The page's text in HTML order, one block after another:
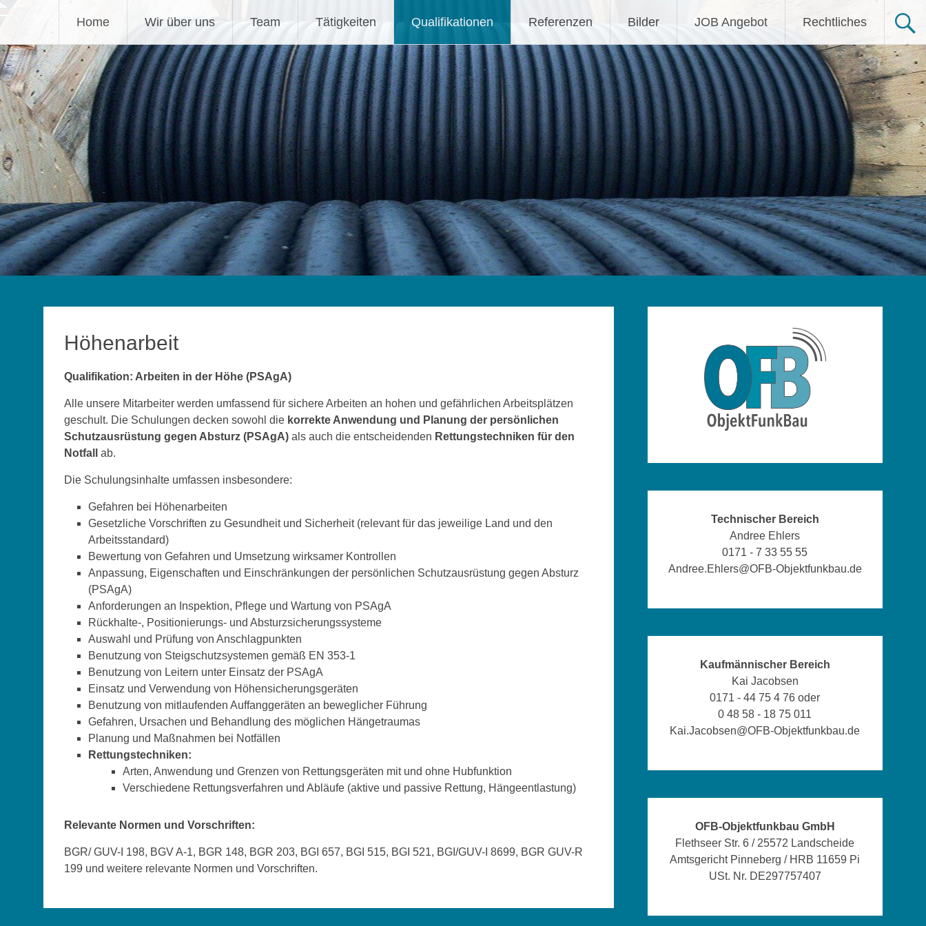
Zum
OFB-Objektfunkbau GmbH
Home Wir über uns Team Tätigkeiten Qualifikationen Referenzen Bilder JOB Angebot Rechtliches
Höhenarbeit
Qualifikation: Arbeiten in der Höhe (PSAgA)
Alle unsere Mitarbeiter werden umfassend für sichere Arbeiten an hohen und gefährlichen Arbeitsplätzen
geschult. Die Schulungen decken sowohl die korrekte Anwendung und Planung der persönlichen
Schutzausrüstung gegen Absturz (PSAgA) als auch die entscheidenden Rettungstechniken für den
Notfall
ab.
Die Schulungsinhalte umfassen insbesondere:
Gefahren bei Höhenarbeiten
Gesetzliche Vorschriften zu Gesundheit und Sicherheit (relevant für das jeweilige Land und den
Arbeitsstandard)
Bewertung von Gefahren und Umsetzung wirksamer Kontrollen
Anpassung, Eigenschaften und Einschränkungen der persönlichen Schutzausrüstung gegen Absturz
(PSAgA)
Anforderungen an Inspektion, Pflege und Wartung von PSAgA
Rückhalte-, Positionierungs- und Absturzsicherungssysteme
Auswahl und Prüfung von Anschlagpunkten
Benutzung von Steigschutzsystemen gemäß EN 353-1
Benutzung von Leitern unter Einsatz der PSAgA
Einsatz und Verwendung von Höhensicherungsgeräten
Benutzung von mitlaufenden Auffanggeräten an beweglicher Führung
Gefahren, Ursachen und Behandlung des möglichen Hängetraumas
Planung und Maßnahmen bei Notfällen
Rettungstechniken:
Arten, Anwendung und Grenzen von Rettungsgeräten mit und ohne Hubfunktion
Verschiedene Rettungsverfahren und Abläufe (aktive und passive Rettung, Hängeentlastung)
Relevante Normen und Vorschriften:
BGR/ GUV-I 198, BGV A-1, BGR 148, BGR 203, BGI 657, BGI 515, BGI 521, BGI/GUV-I 8699, BGR GUV-R
199 und weitere relevante Normen und Vorschriften.
Technischer Bereich
Andree Ehlers
0171 - 7 33 55 55
Andree.Ehlers@OFB-Objektfunkbau.de
Kaufmännischer Bereich
Kai Jacobsen
0171 - 44 75 4 76 oder
0 48 58 - 18 75 011
Kai.Jacobsen@OFB-Objektfunkbau.de
OFB-Objektfunkbau GmbH
Flethseer Str. 6 / 25572 Landscheide
Amtsgericht Pinneberg / HRB 11659 Pi
USt. Nr. DE297757407